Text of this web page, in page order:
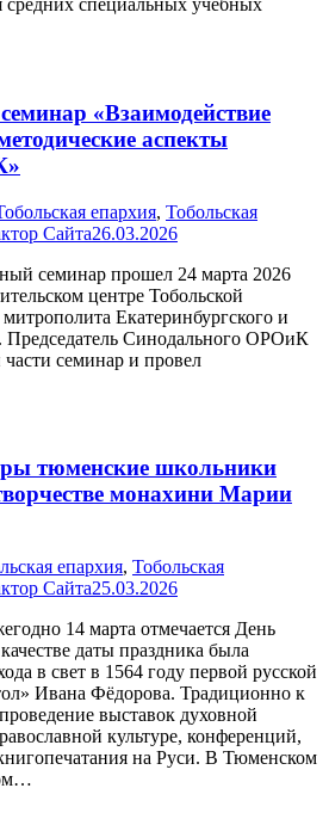
специальных учебных
«Взаимодействие
аспекты
епархия, Тобольская
Сайта26.03.2026
семинар прошел 24 марта 2026
центре Тобольской
Екатеринбургского и
Председатель Синодального ОРОиК
семинар и провел
тюменские школьники
монахини Марии
епархия, Тобольская
Сайта25.03.2026
14 марта отмечается День
даты праздника была
в свет в 1564 году первой русской
Ивана Фёдорова. Традиционно к
выставок духовной
культуре, конференций,
на Руси. В Тюменском